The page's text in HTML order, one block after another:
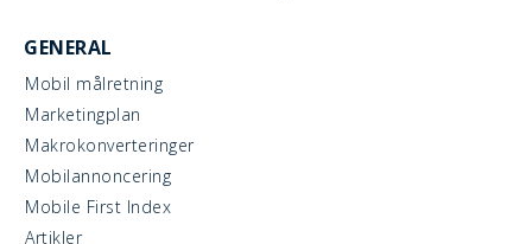
GENERAL
Mobil målretning
Marketingplan
Makrokonverteringer
Mobilannoncering
Mobile First Index
Artikler